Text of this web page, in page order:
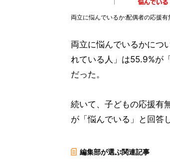
両立に悩んでいるか:配偶者の応援
両立に悩んでいるかにつ
れている人」は55.9%が
だった。
続いて、子どもの応援有
が「悩んでいる」と回答
編集部が選ぶ関連記事